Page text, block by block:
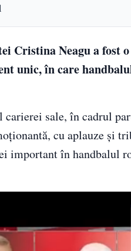
Cristina Neagu a fost
unic, în care
sale, în cadrul
cu aplauze și
în handbalul